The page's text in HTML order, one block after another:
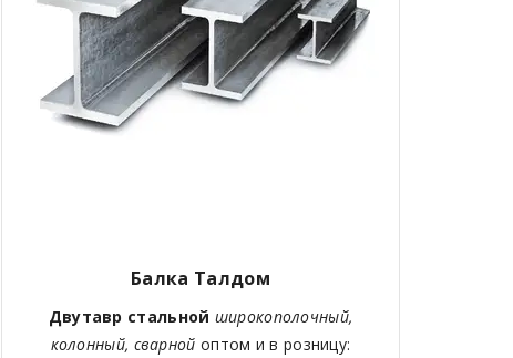
Балка Талдом
Двутавр стальной широкополочный,
колонный, сварной оптом и в розницу: